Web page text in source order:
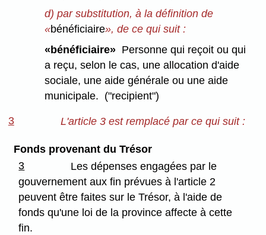
d) par substitution, à la définition de
«bénéficiaire», de ce qui suit :
«bénéficiaire» Personne qui reçoit ou qui
a reçu, selon le cas, une allocation d'aide
sociale, une aide générale ou une aide
municipale. ("recipient")
3 L'article 3 est remplacé par ce qui suit :
Fonds provenant du Trésor
3
Les dépenses engagées par le
gouvernement aux fin prévues à l'article 2
peuvent être faites sur le Trésor, à l'aide de
fonds qu'une loi de la province affecte à cette
fin.